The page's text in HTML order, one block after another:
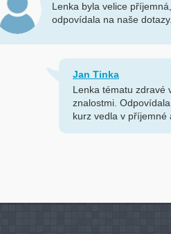
Lenka byla velice
odpovídala na naše dotazy.
Jan Tinka
Lenka tématu zdravé
znalostmi.
kurz vedla v příjemné